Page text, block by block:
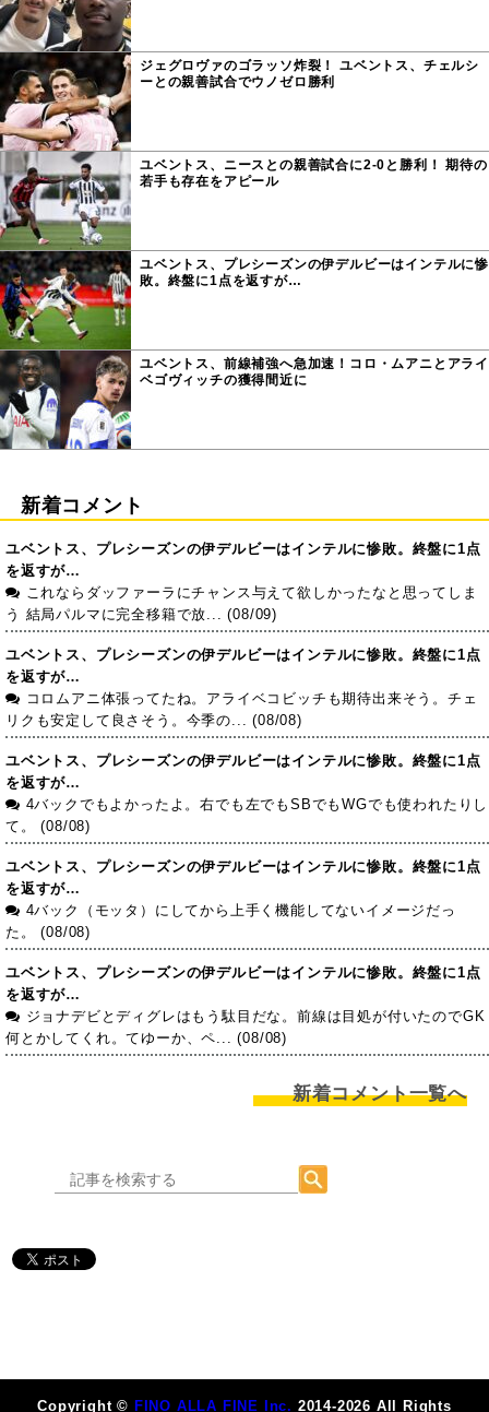
ジェグロヴァのゴラッソ炸裂！ ユベントス、チェルシ
ーとの親善試合でウノゼロ勝利
ユベントス、ニースとの親善試合に2-0と勝利！ 期待の
若手も存在をアピール
ユベントス、プレシーズンの伊デルビーはインテルに惨
敗。終盤に1点を返すが…
ユベントス、前線補強へ急加速！コロ・ムアニとアライ
ベゴヴィッチの獲得間近に
新着コメント
ユベントス、プレシーズンの伊デルビーはインテルに惨敗。終盤に1点
を返すが…
これならダッファーラにチャンス与えて欲しかったなと思ってしま
う 結局パルマに完全移籍で放... (08/09)
ユベントス、プレシーズンの伊デルビーはインテルに惨敗。終盤に1点
を返すが…
コロムアニ体張ってたね。アライベコビッチも期待出来そう。チェ
リクも安定して良さそう。今季の... (08/08)
ユベントス、プレシーズンの伊デルビーはインテルに惨敗。終盤に1点
を返すが…
4バックでもよかったよ。右でも左でもSBでもWGでも使われたりし
て。 (08/08)
ユベントス、プレシーズンの伊デルビーはインテルに惨敗。終盤に1点
を返すが…
4バック（モッタ）にしてから上手く機能してないイメージだっ
た。 (08/08)
ユベントス、プレシーズンの伊デルビーはインテルに惨敗。終盤に1点
を返すが…
ジョナデビとディグレはもう駄目だな。前線は目処が付いたのでGK
何とかしてくれ。てゆーか、ペ... (08/08)
新着コメント一覧へ
Copyright © FINO ALLA FINE Inc. 2014-2026 All Rights